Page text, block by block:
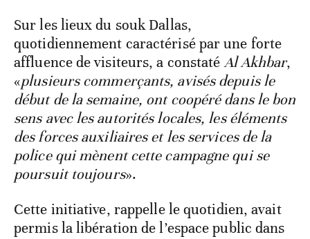
Sur les lieux du souk Dallas,
quotidiennement caractérisé par une forte
affluence de visiteurs, a constatéAl Akhbar,
«plusieurs commerçants, avisés depuis le
début de la semaine, ont coopéré dans le bon
sens avec les autorités locales, les éléments
des forces auxiliaires et les services de la
police qui mènent cette campagne qui se
poursuit toujours».
Cette initiative, rappelle le quotidien, avait
permis la libération de l’espace public dans